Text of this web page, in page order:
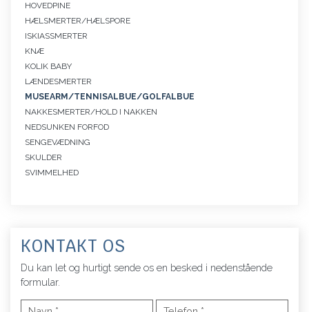
HOVEDPINE
HÆLSMERTER/HÆLSPORE
ISKIASSMERTER
KNÆ
KOLIK BABY
LÆNDESMERTER
MUSEARM/TENNISALBUE/GOLFALBUE
NAKKESMERTER/HOLD I NAKKEN
NEDSUNKEN FORFOD
SENGEVÆDNING
SKULDER
SVIMMELHED
KONTAKT OS
Du kan let og hurtigt sende os en besked i nedenstående
formular.